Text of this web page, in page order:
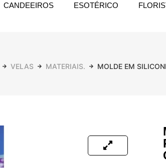
CANDEEIROS ESOTÉRICO
VELAS MATERIAIS. MOLDE EM